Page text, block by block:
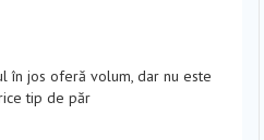
în jos oferă volum, dar nu este
tip de păr